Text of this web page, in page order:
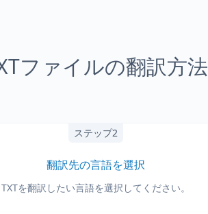
ファイルの翻訳方法
ステップ2
翻訳先の言語を選択
TXTを翻訳したい言語を選択してください。